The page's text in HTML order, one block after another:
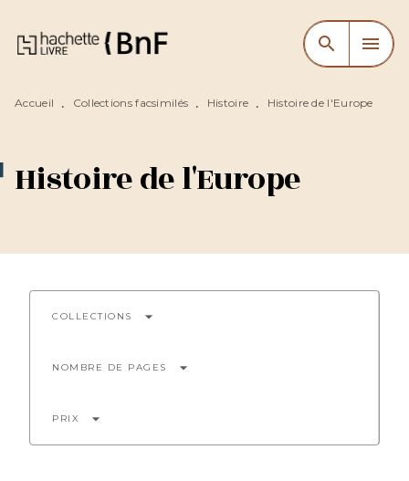
MENU RECHERCHE
CONTENU
search menu
Accueil • Collections facsimilés • Histoire • Histoire de l'Europe
Histoire de l'Europe
COLLECTIONS arrow_drop_down
NOMBRE DE PAGES arrow_drop_down
PRIX arrow_drop_down